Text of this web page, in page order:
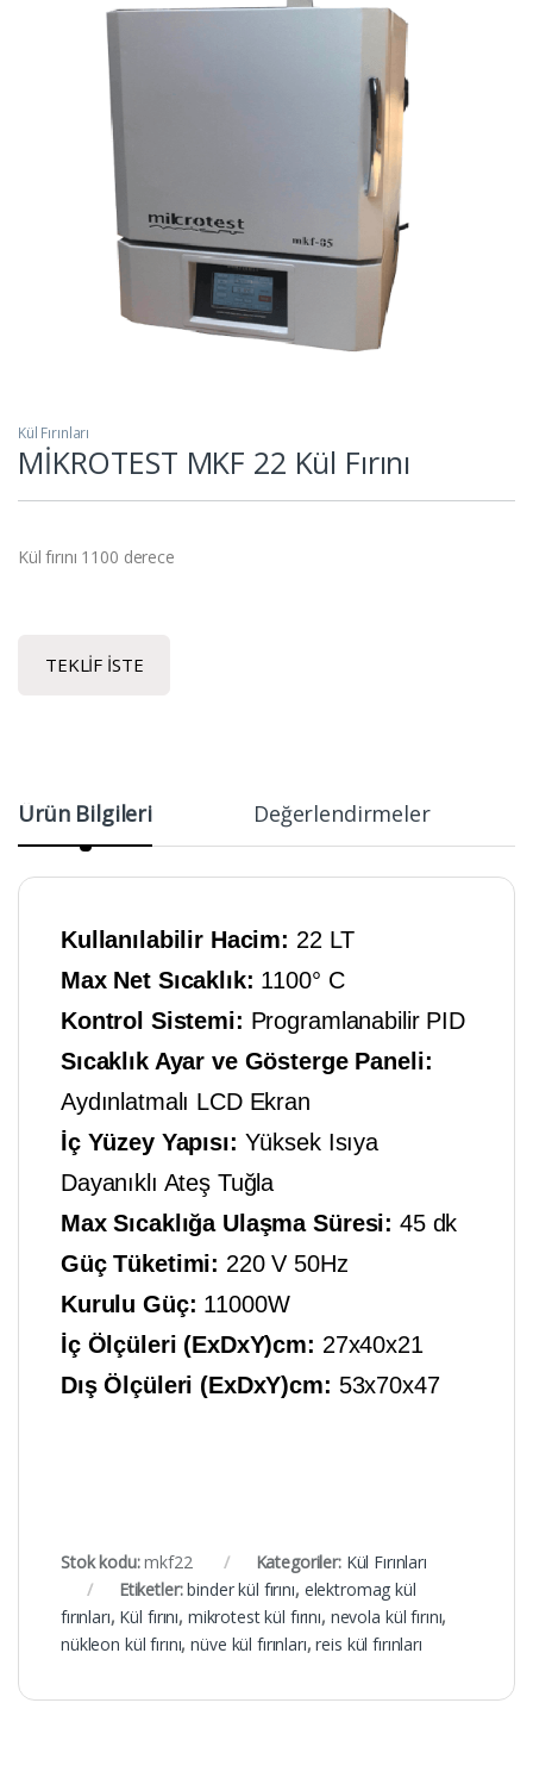
Kül Fırınları
MİKROTEST MKF 22 Kül Fırını
Kül fırını 1100 derece
TEKLIF İSTE
Ürün Bilgileri Değerlendirmeler
Kullanılabilir Hacim: 22 LT
Max Net Sıcaklık: 1100° C
Kontrol Sistemi: Programlanabilir PID
Sıcaklık Ayar ve Gösterge Paneli:
Aydınlatmalı LCD Ekran
İç Yüzey Yapısı: Yüksek Isıya
Dayanıklı Ateş Tuğla
Max Sıcaklığa Ulaşma Süresi: 45 dk
Güç Tüketimi: 220 V 50Hz
Kurulu Güç: 11000W
İç Ölçüleri (ExDxY)cm: 27x40x21
Dış Ölçüleri (ExDxY)cm: 53x70x47
Stok kodu:mkf22 Kategoriler: Kül Fırınları
Etiketler:binder kül fırını, elektromag kül
fırınları, Kül fırını, mikrotest kül fırını, nevola kül fırını,
nükleon kül fırını,nüve kül fırınları,reis kül fırınları